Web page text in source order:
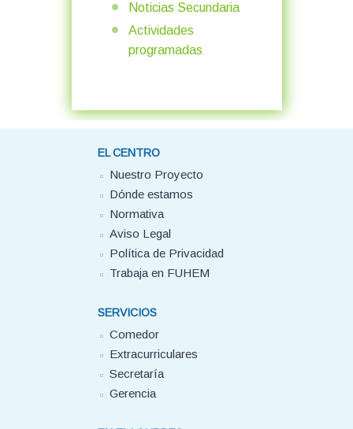
Noticias Secundaria
Actividades
programadas
EL CENTRO
Nuestro Proyecto
Dónde estamos
Normativa
Aviso Legal
Política de Privacidad
Trabaja en FUHEM
SERVICIOS
Comedor
Extracurriculares
Secretaría
Gerencia